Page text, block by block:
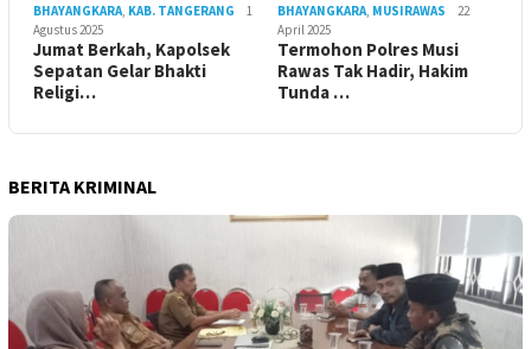
BHAYANGKARA, KAB. TANGERANG
1
Agustus 2025
Jumat Berkah, Kapolsek
Sepatan Gelar Bhakti
Religi…
BHAYANGKARA, MUSIRAWAS
22
April 2025
Termohon Polres Musi
Rawas Tak Hadir, Hakim
Tunda …
BERITA KRIMINAL